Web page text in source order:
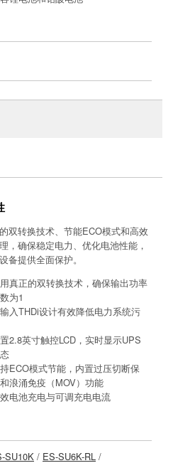
双转换技术、节能ECO模式和高效
，确保稳定电力、优化电池性能，
备提供全面保护。
真正的双转换技术，确保输出功率
为1
入THDi设计有效降低电力系统污
2.8英寸触控LCD，实时显示UPS
ECO模式节能，内置过压切断保
浪涌免疫（MOV）功能
电池充电与可调充电电流
SU10K / ES-SU6K-RL /